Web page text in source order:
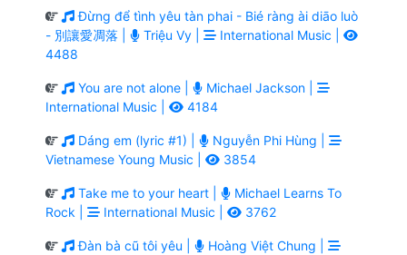
Đừng để tình yêu tàn phai - Bié ràng ài diāo luò
- 別讓愛凋落 |
Triệu Vy |
International Music |
4488
You are not alone |
Michael Jackson |
International Music |
4184
Dáng em (lyric #1) |
Nguyễn Phi Hùng |
Vietnamese Young Music |
3854
Take me to your heart |
Michael Learns To
Rock |
International Music | 3762
Đàn bà cũ tôi yêu |
Hoàng Việt Chung |